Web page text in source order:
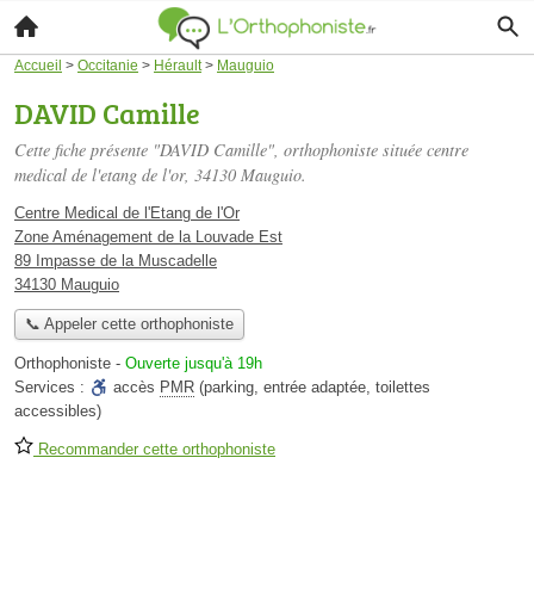
Accueil > Occitanie > Hérault> Mauguio
DAVID Camille
Cette fiche présente "DAVID Camille", orthophoniste située centre
medical de l'etang de l'or, 34130 Mauguio.
Centre Medical de l'Etang de l'Or
Zone Aménagement de la Louvade Est
89 Impasse de la Muscadelle
34130 Mauguio
📞 Appeler cette orthophoniste
Orthophoniste - Ouverte jusqu'à 19h
Services :
accès PMR (parking, entrée adaptée, toilettes
accessibles)
Recommander cette orthophoniste